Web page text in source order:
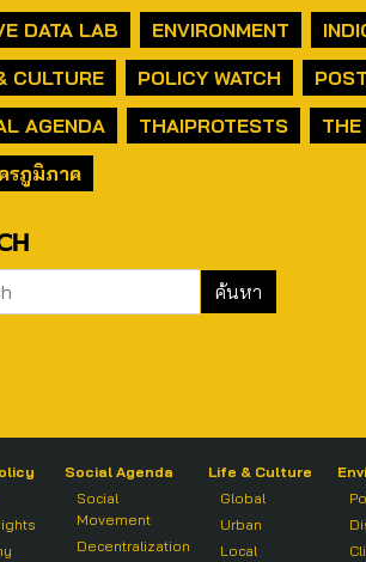
DATA LAB ENVIRONMENT
CULTURE
POLICY WATCH
AGENDA
THAIPROTESTS THE
รภูมิภาค
Social Agenda
Social
Movement
Decentralization
Life & Culture
Global
Urban
Local